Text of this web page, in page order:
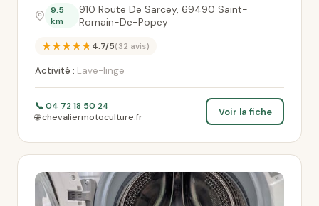
9.5
km
910 Route De Sarcey, 69490 Saint-
Romain-De-Popey
★★★★★4.7/5(32 avis)
Activité : Lave-linge
📞 04 72 18 50 24
🌐 chevaliermotoculture.fr
Voir la fiche